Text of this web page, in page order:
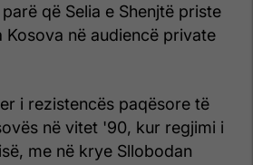
që Selia e Shenjtë priste
Kosova në audiencë private
i rezistencës paqësore të
në vitet '90, kur regjimi i
me në krye Sllobodan